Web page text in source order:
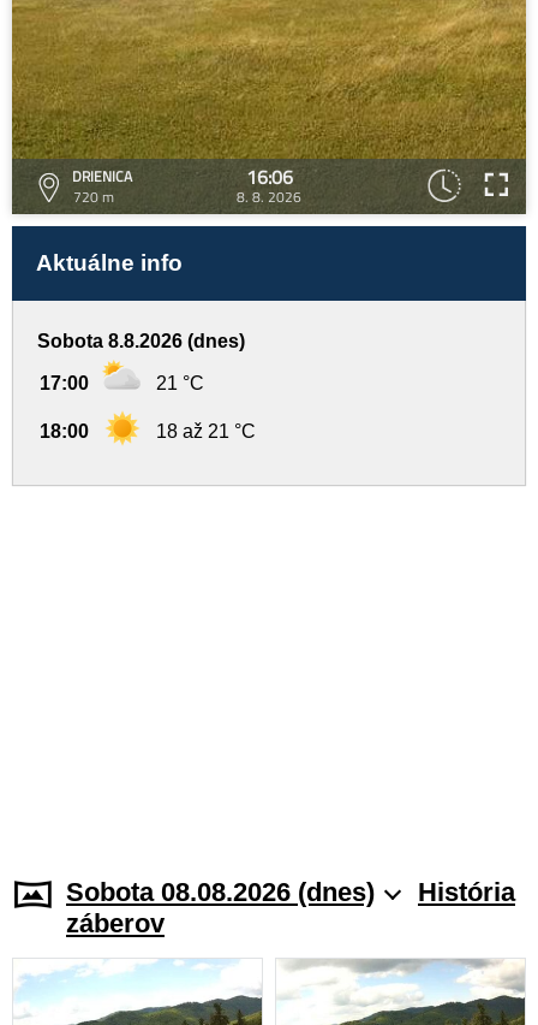
DRIENICA
720 m
16:06
8. 8. 2026
Aktuálne info
Sobota 8.8.2026 (dnes)
17:00 21 °C
18:00 18 až 21 °C
Sobota 08.08.2026 (dnes)
História
záberov